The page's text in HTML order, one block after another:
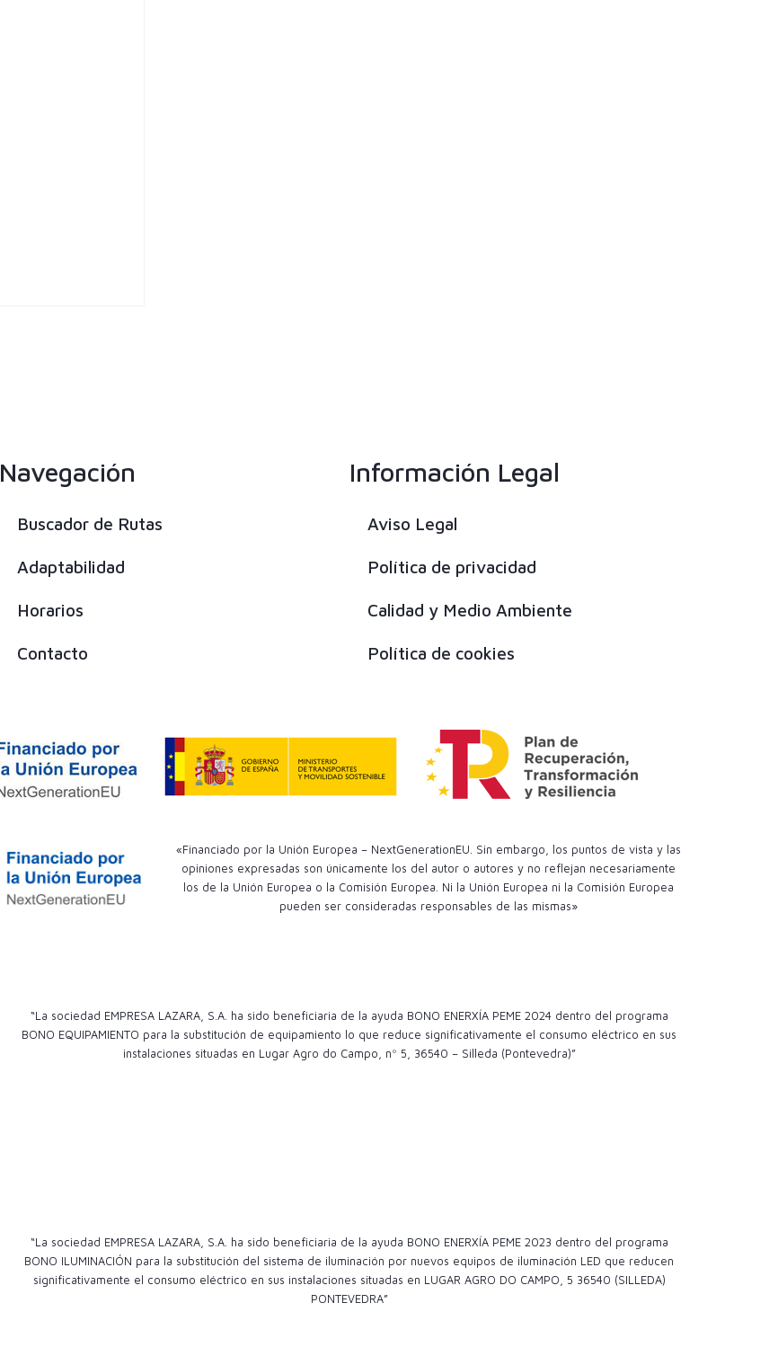
Navegación
Buscador de Rutas
Adaptabilidad
Horarios
Contacto
Información Legal
Aviso Legal
Política de privacidad
Calidad y Medio Ambiente
Política de cookies
«Financiado por la Unión Europea – NextGenerationEU. Sin embargo, los puntos de vista y las
opiniones expresadas son únicamente los del autor o autores y no reflejan necesariamente
los de la Unión Europea o la Comisión Europea. Ni la Unión Europea ni la Comisión Europea
pueden ser consideradas responsables de las mismas»
“La sociedad EMPRESA LAZARA, S.A. ha sido beneficiaria de la ayuda BONO ENERXÍA PEME 2024 dentro del programa
BONO EQUIPAMIENTO para la substitución de equipamiento lo que reduce significativamente el consumo eléctrico en sus
instalaciones situadas en Lugar Agro do Campo, nº 5, 36540 – Silleda (Pontevedra)”
“La sociedad EMPRESA LAZARA, S.A. ha sido beneficiaria de la ayuda BONO ENERXÍA PEME 2023 dentro del programa
BONO ILUMINACIÓN para la substitución del sistema de iluminación por nuevos equipos de iluminación LED que reducen
significativamente el consumo eléctrico en sus instalaciones situadas en LUGAR AGRO DO CAMPO, 5 36540 (SILLEDA)
PONTEVEDRA”